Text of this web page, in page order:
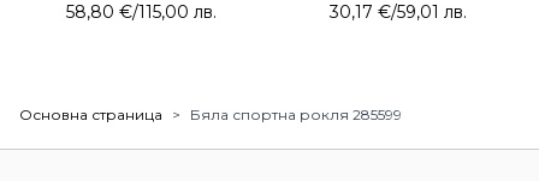
58,80 €/115,00 лв. 30,17 €/59,01 лв.
Основна страница > Бяла спортна рокля 285599